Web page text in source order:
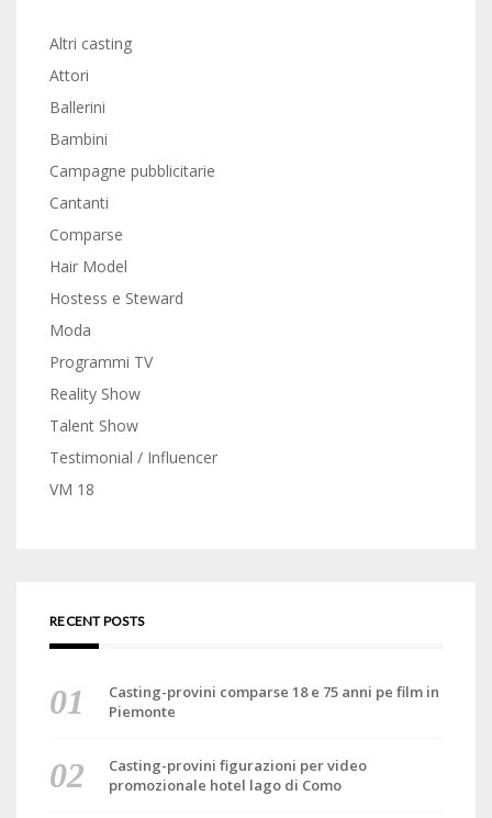
Altri casting
Attori
Ballerini
Bambini
Campagne pubblicitarie
Cantanti
Comparse
Hair Model
Hostess e Steward
Moda
Programmi TV
Reality Show
Talent Show
Testimonial / Influencer
VM 18
RECENT POSTS
Casting-provini comparse 18 e 75 anni pe film in
Piemonte
Casting-provini figurazioni per video
promozionale hotel lago di Como